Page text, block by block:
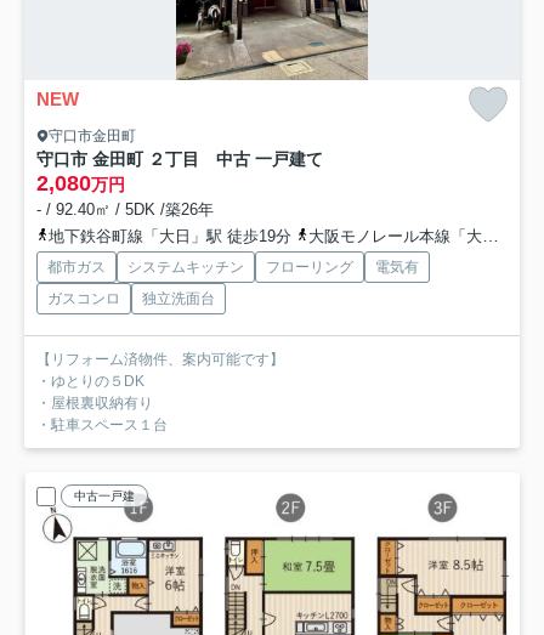
NEW
守口市金田町
守口市 金田町 ２丁目 中古 一戸建て
2,080万円
- / 92.40㎡ / 5DK /築26年
地下鉄谷町線「大日」駅 徒歩19分
大阪モノレール本線「大日」駅 徒歩19分
都市ガス システムキッチン フローリング
電気有
ガスコンロ
独立洗面台
【リフォーム済物件、案内可能です】
・ゆとりの５DK
・屋根裏収納有り
・駐車スペース１台
中古一戸建